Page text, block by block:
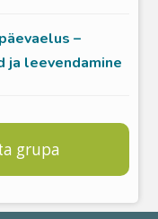
–
ja leevendamine
grupa